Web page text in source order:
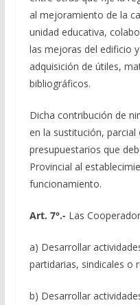
al mejoramiento de la
unidad educativa,
las mejoras del edificio
adquisición de útiles,
bibliográficos.
Dicha contribución de
en la sustitución,
presupuestarios que
Provincial al
funcionamiento.
Art. 7°.- Las
a) Desarrollar
partidarias, sindicales o
b) Desarrollar